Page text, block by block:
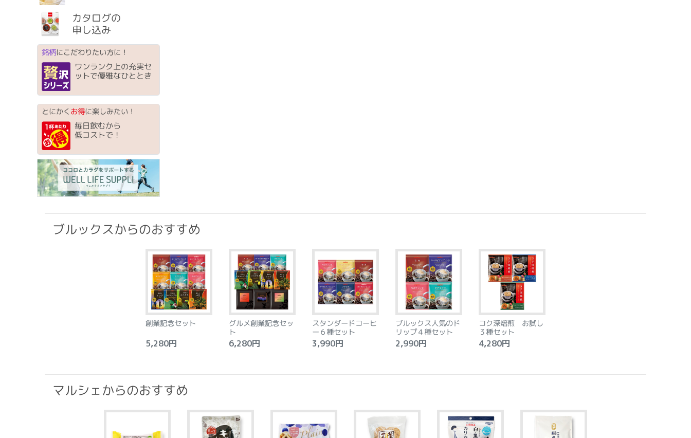
カタログの
申し込み
銘柄にこだわりたい方に！
ワンランク上の充実セ
ットで優雅なひととき
とにかくお得に楽しみたい！
毎日飲むから
低コストで！
ブルックスからのおすすめ
創業記念セット
5,280円
グルメ創業記念セッ
ト
6,280円
スタンダードコーヒ
ー６種セット
3,990円
ブルックス人気のド
リップ４種セット
2,990円
コク深焙煎 お試し
３種セット
4,280円
マルシェからのおすすめ